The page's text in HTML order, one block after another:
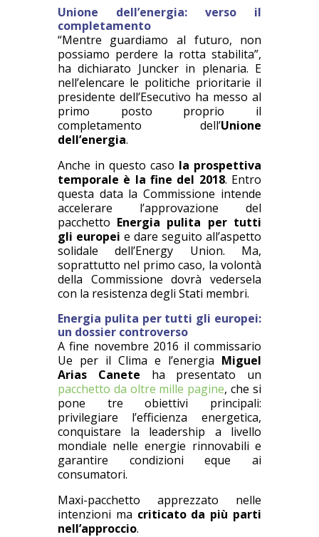
Unione dell’energia: verso il
completamento
“Mentre guardiamo al futuro, non
possiamo perdere la rotta stabilita”,
ha dichiarato Juncker in plenaria. E
nell’elencare le politiche prioritarie il
presidente dell’Esecutivo ha messo al
primo posto proprio il
completamento dell’Unione
dell’energia.
Anche in questo caso la prospettiva
temporale è la fine del 2018. Entro
questa data la Commissione intende
accelerare l’approvazione del
pacchetto Energia pulita per tutti
gli europei e dare seguito all’aspetto
solidale dell’Energy Union. Ma,
soprattutto nel primo caso, la volontà
della Commissione dovrà vedersela
con la resistenza degli Stati membri.
Energia pulita per tutti gli europei:
un dossier controverso
A fine novembre 2016 il commissario
Ue per il Clima e l’energia Miguel
Arias Canete ha presentato un
pacchetto da oltre mille pagine, che si
pone tre obiettivi principali:
privilegiare l’efficienza energetica,
conquistare la leadership a livello
mondiale nelle energie rinnovabili e
garantire condizioni eque ai
consumatori.
Maxi-pacchetto apprezzato nelle
intenzioni ma criticato da più parti
nell’approccio.